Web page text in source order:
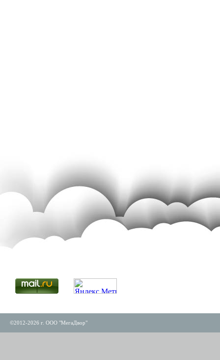
©2012-2026 г. ООО "МегаДвор"